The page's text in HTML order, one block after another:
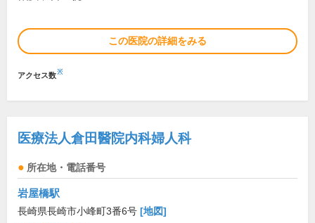
この医院の詳細をみる
アクセス数※
医療法人倉田醫院内科婦人科
所在地・電話番号
岩屋橋駅
長崎県長崎市小峰町3番6号 [地図]